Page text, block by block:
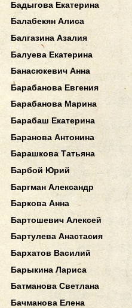
Бадыгова Екатерина
Балабекян Алиса
Балгазина Азалия
Балуева Екатерина
Банасюкевич Анна
Барабанова Евгения
Барабанова Марина
Барабаш Екатерина
Баранова Антонина
Барашкова Татьяна
Барбой Юрий
Баргман Александр
Баркова Анна
Бартошевич Алексей
Бартулева Анастасия
Бархатов Василий
Барыкина Лариса
Батманова Светлана
Бачманова Елена